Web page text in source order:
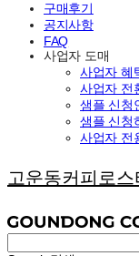
구매후기
공지사항
FAQ
사업자 도매
사업자 혜
사업자 전
샘플 신청
샘플 신청
사업자 전
고운동커피로스